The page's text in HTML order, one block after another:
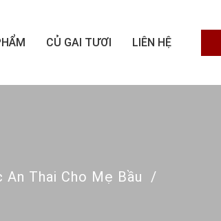
CỦ GAI TƯƠI LIÊN HỆ
An Thai Cho Mẹ Bầu /